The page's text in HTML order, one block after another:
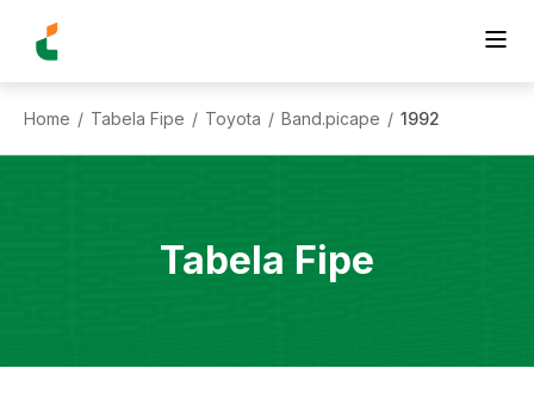
Home / Tabela Fipe / Toyota / Band.picape / 1992
Tabela Fipe